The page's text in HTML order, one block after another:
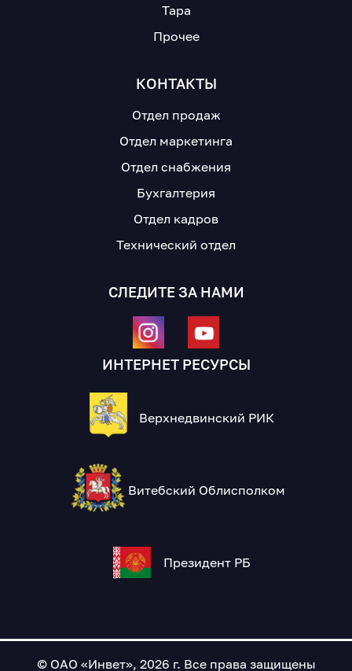
Тара
Прочее
КОНТАКТЫ
Отдел продаж
Отдел маркетинга
Отдел снабжения
Бухгалтерия
Отдел кадров
Технический отдел
СЛЕДИТЕ ЗА НАМИ
ИНТЕРНЕТ РЕСУРСЫ
Верхнедвинский РИК
Витебский Облисполком
Президент РБ
© ОАО «Инвет», 2026 г. Все права защищены